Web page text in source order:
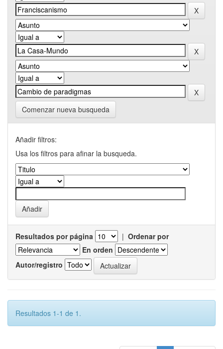
Comenzar nueva busqueda
Añadir filtros:
Usa los filtros para afinar la busqueda.
Resultados por página | Ordenar por
En orden
Autor/registro
Resultados 1-1 de 1.